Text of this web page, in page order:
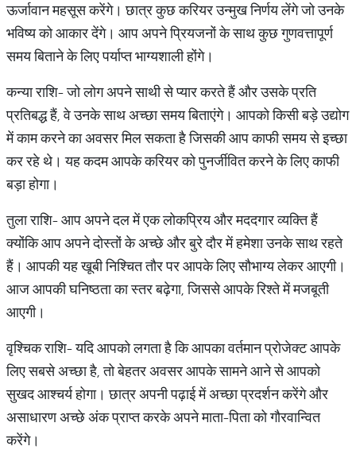
ऊर्जावान महसूस करेंगे। छात्र कुछ करियर उन्मुख निर्णय लेंगे जो उनके
भविष्य को आकार देंगे। आप अपने प्रियजनों के साथ कुछ गुणवत्तापूर्ण
समय बिताने के लिए पर्याप्त भाग्यशाली होंगे।
कन्या राशि- जो लोग अपने साथी से प्यार करते हैं और उसके प्रति
प्रतिबद्ध हैं, वे उनके साथ अच्छा समय बिताएंगे। आपको किसी बड़े उद्योग
में काम करने का अवसर मिल सकता है जिसकी आप काफी समय से इच्छा
कर रहे थे। यह कदम आपके करियर को पुनर्जीवित करने के लिए काफी
बड़ा होगा।
तुला राशि- आप अपने दल में एक लोकप्रिय और मददगार व्यक्ति हैं
क्योंकि आप अपने दोस्तों के अच्छे और बुरे दौर में हमेशा उनके साथ रहते
हैं। आपकी यह खूबी निश्चित तौर पर आपके लिए सौभाग्य लेकर आएगी।
आज आपकी घनिष्ठता का स्तर बढ़ेगा, जिससे आपके रिश्ते में मजबूती
आएगी।
वृश्चिक राशि- यदि आपको लगता है कि आपका वर्तमान प्रोजेक्ट आपके
लिए सबसे अच्छा है, तो बेहतर अवसर आपके सामने आने से आपको
सुखद आश्चर्य होगा। छात्र अपनी पढ़ाई में अच्छा प्रदर्शन करेंगे और
असाधारण अच्छे अंक प्राप्त करके अपने माता-पिता को गौरवान्वित
करेंगे।